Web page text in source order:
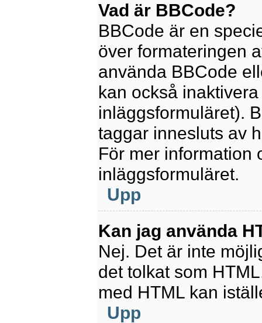
Vad är BBCode?
BBCode är en
över formateringen
använda BBCode
kan också
inläggsformuläret).
taggar innesluts av
För mer information
inläggsformuläret.
Upp
Kan jag använda
Nej. Det är inte
det tolkat som
med HTML kan
Upp